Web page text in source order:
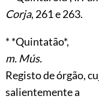
Corja, 261 e 263.
* *Quintatão*,
m. Mús.
Registo de órgão,
salientemente a